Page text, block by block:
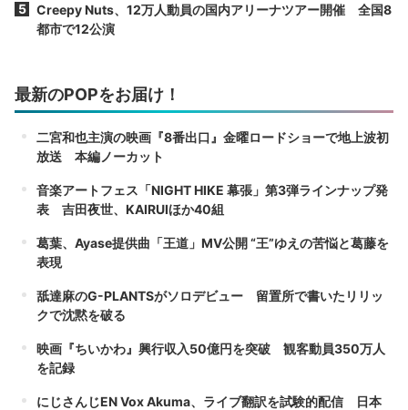
Creepy Nuts、12万人動員の国内アリーナツアー開催 全国8
都市で12公演
最新のPOPをお届け！
二宮和也主演の映画『8番出口』金曜ロードショーで地上波初
放送 本編ノーカット
音楽アートフェス「NIGHT HIKE 幕張」第3弾ラインナップ発
表 吉田夜世、KAIRUIほか40組
葛葉、Ayase提供曲「王道」MV公開 “王”ゆえの苦悩と葛藤を
表現
舐達麻のG-PLANTSがソロデビュー 留置所で書いたリリッ
クで沈黙を破る
映画『ちいかわ』興行収入50億円を突破 観客動員350万人
を記録
にじさんじEN Vox Akuma、ライブ翻訳を試験的配信 日本